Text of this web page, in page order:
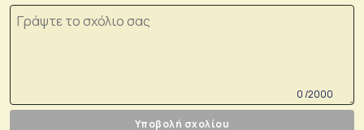
0 /2000
Υποβολή σχολίου